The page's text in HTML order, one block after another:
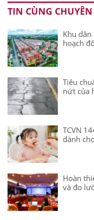
TIN CÙNG
Khu
hoạch
Tiêu
nứt của
TCVN
dành
Hoàn
và đo